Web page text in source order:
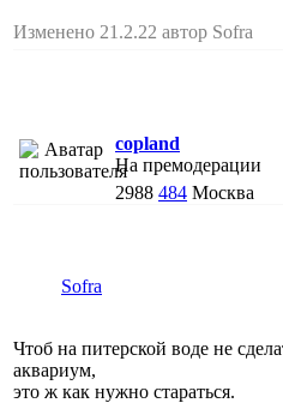
Изменено 21.2.22 автор Sofra
copland
На премодерации
2988 484 Москва
Sofra
Чтоб на питерской воде не
аквариум,
это ж как нужно стараться.